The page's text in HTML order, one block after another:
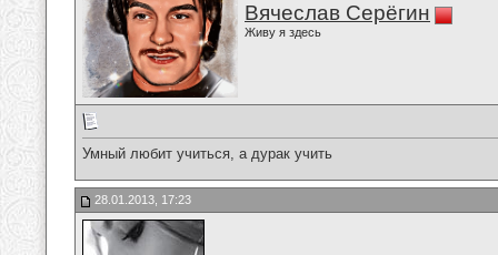
Вячеслав Серёгин
Живу я здесь
Умный любит учиться, а дурак учить
28.01.2013, 17:23